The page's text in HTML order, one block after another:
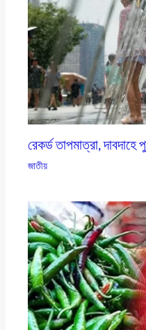
রেকর্ড তাপমাত্রা, দাবদাহে
জাতীয়